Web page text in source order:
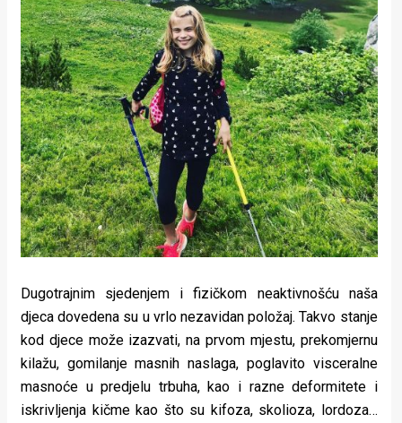
Dugotrajnim sjedenjem i fizičkom neaktivnošću naša
djeca dovedena su u vrlo nezavidan položaj. Takvo stanje
kod djece može izazvati, na prvom mjestu, prekomjernu
kilažu, gomilanje masnih naslaga, poglavito visceralne
masnoće u predjelu trbuha, kao i razne deformitete i
iskrivljenja kičme kao što su kifoza, skolioza, lordoza…